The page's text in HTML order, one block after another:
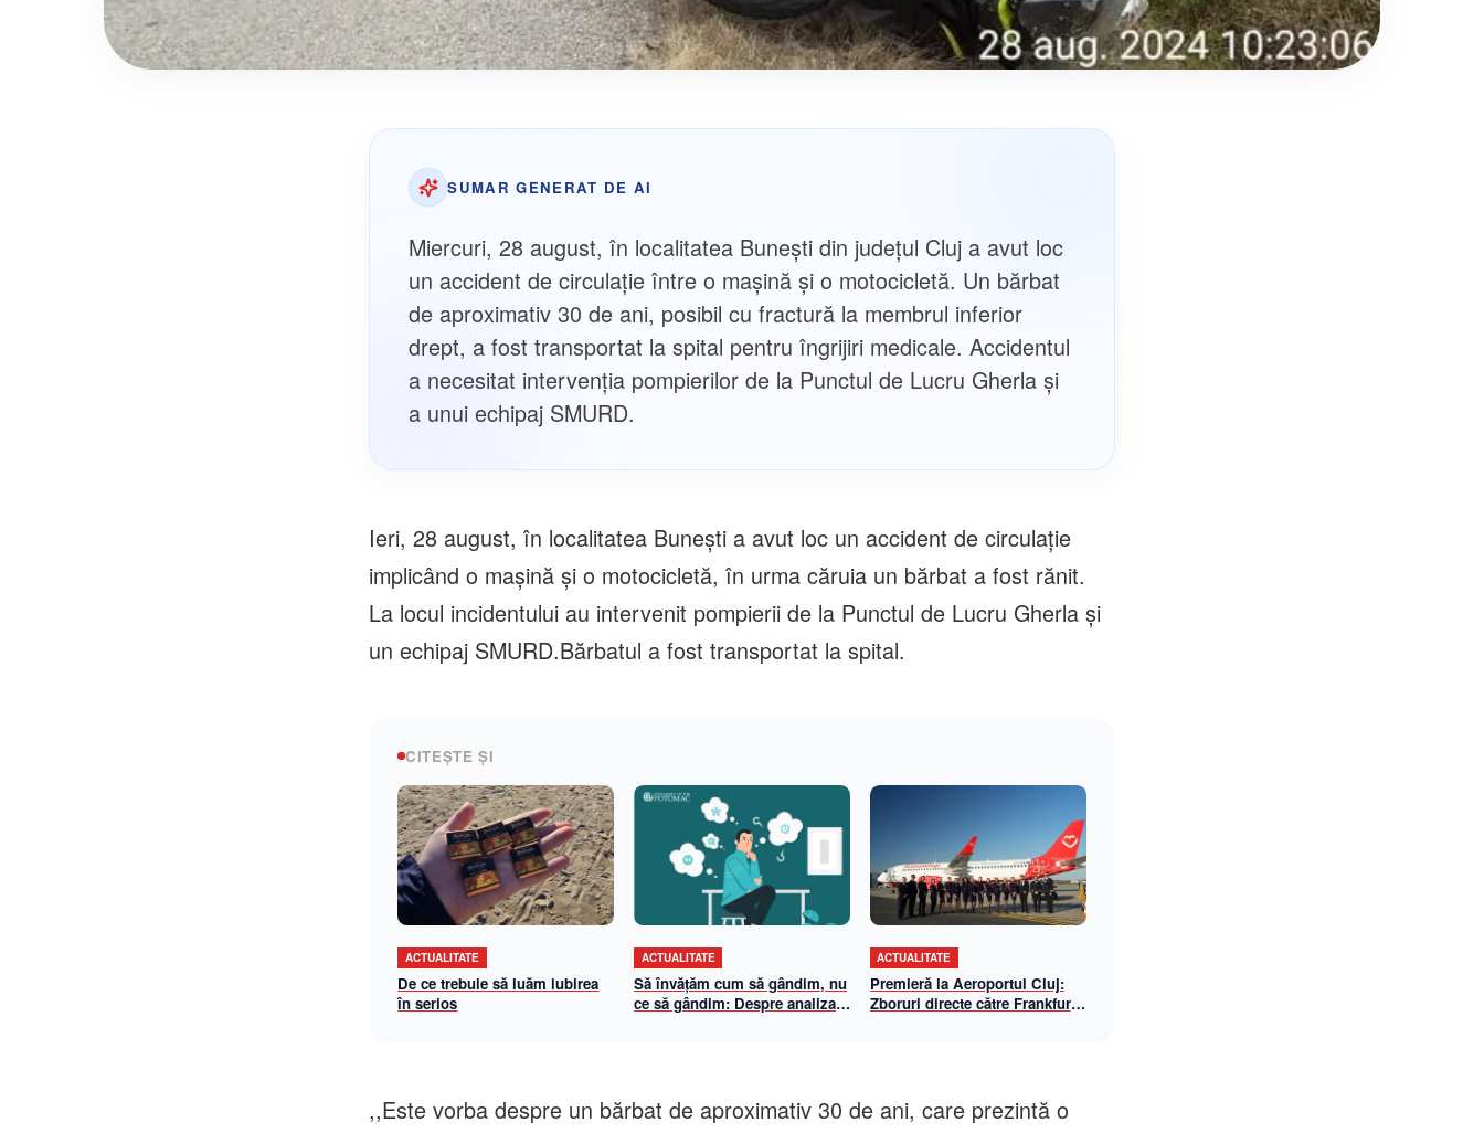
SUMAR GENERAT DE AI
Miercuri, 28 august, în localitatea Bunești din județul Cluj a avut loc
un accident de circulație între o mașină și o motocicletă. Un bărbat
de aproximativ 30 de ani, posibil cu fractură la membrul inferior
drept, a fost transportat la spital pentru îngrijiri medicale. Accidentul
a necesitat intervenția pompierilor de la Punctul de Lucru Gherla și
a unui echipaj SMURD.
Ieri, 28 august, în localitatea Bunești a avut loc un accident de circulație
implicând o mașină și o motocicletă, în urma căruia un bărbat a fost rănit.
La locul incidentului au intervenit pompierii de la Punctul de Lucru Gherla și
un echipaj SMURD.Bărbatul a fost transportat la spital.
CITEȘTE ȘI
ACTUALITATE
De ce trebuie să luăm iubirea
în serios
ACTUALITATE
Să învățăm cum să gândim, nu
ce să gândim: Despre analiza
ACTUALITATE
Premieră la Aeroportul Cluj:
Zboruri directe către Frankfurt
,,Este vorba despre un bărbat de aproximativ 30 de ani, care prezintă o